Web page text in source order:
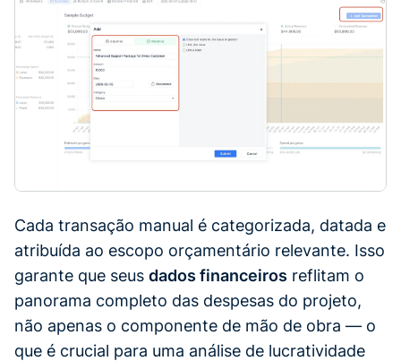
Cada transação manual é categorizada, datada e
atribuída ao escopo orçamentário relevante. Isso
garante que seus dados financeiros reflitam o
panorama completo das despesas do projeto,
não apenas o componente de mão de obra — o
que é crucial para uma análise de lucratividade